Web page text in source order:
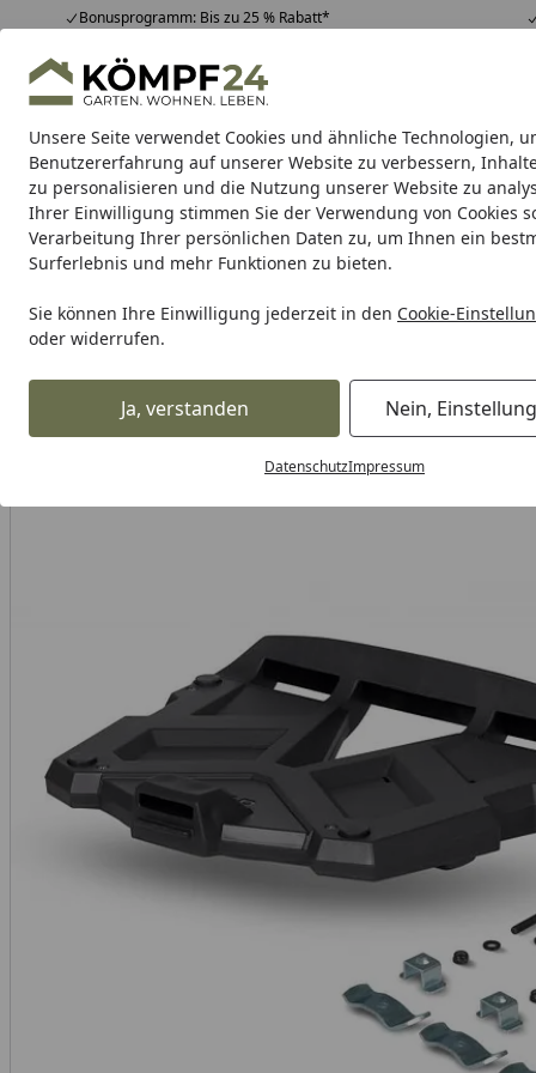
Unsere Seite verwendet Cookies und ähnliche Technologien,
Benutzererfahrung auf unserer Website zu verbessern,
zu personalisieren und die Nutzung unserer Website zu
Ihrer Einwilligung stimmen Sie der Verwendung von Cookies
Verarbeitung Ihrer persönlichen Daten zu, um Ihnen ein
Surferlebnis und mehr Funktionen zu bieten.
Sie können Ihre Einwilligung jederzeit in den Cookie-
oder widerrufen.
Ja, verstanden Nein,
DatenschutzImpressum
Bonusprogramm: Bis zu 25 % Rabatt*
Hotline07051 / 9 22 22
Mo-Fr. 8-16 Uhr 25.980 Bewertungen
Alle Produkte
Alle ProdukteHighlights Tipps & Tricks
Shad Tankhalterung Gepäck Topcase
Karibu Pools inkl.
Dein Traumpool im Sorglos-
Gepäck SHAD Big Mount Platte + Schrauben -